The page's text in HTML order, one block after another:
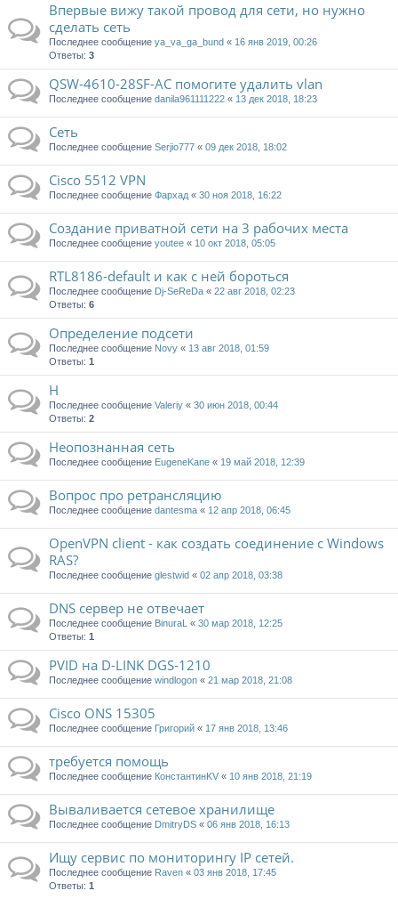
Впервые вижу такой провод для сети, но нужно
сделать сеть
Последнее сообщение ya_va_ga_bund « 16 янв 2019, 00:26
Ответы: 3
QSW-4610-28SF-AC помогите удалить vlan
Последнее сообщение danila961111222 « 13 дек 2018, 18:23
Сеть
Последнее сообщение Serjio777 « 09 дек 2018, 18:02
Cisco 5512 VPN
Последнее сообщение Фархад « 30 ноя 2018, 16:22
Создание приватной сети на 3 рабочих места
Последнее сообщение youtee « 10 окт 2018, 05:05
RTL8186-default и как с ней бороться
Последнее сообщение Dj-SeReDa « 22 авг 2018, 02:23
Ответы: 6
Определение подсети
Последнее сообщение Novy « 13 авг 2018, 01:59
Ответы: 1
Н
Последнее сообщение Valeriy « 30 июн 2018, 00:44
Ответы: 2
Неопознанная сеть
Последнее сообщение EugeneKane « 19 май 2018, 12:39
Вопрос про ретрансляцию
Последнее сообщение dantesma « 12 апр 2018, 06:45
OpenVPN client - как создать соединение с Windows
RAS?
Последнее сообщение glestwid « 02 апр 2018, 03:38
DNS сервер не отвечает
Последнее сообщение BinuraL « 30 мар 2018, 12:25
Ответы: 1
PVID на D-LINK DGS-1210
Последнее сообщение windlogon « 21 мар 2018, 21:08
Cisco ONS 15305
Последнее сообщение Григорий « 17 янв 2018, 13:46
требуется помощь
Последнее сообщение КонстантинKV « 10 янв 2018, 21:19
Вываливается сетевое хранилище
Последнее сообщение DmitryDS « 06 янв 2018, 16:13
Ищу сервис по мониторингу IP сетей.
Последнее сообщение Raven « 03 янв 2018, 17:45
Ответы: 1